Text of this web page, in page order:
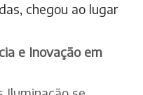
chegou ao lugar
e Inovação em